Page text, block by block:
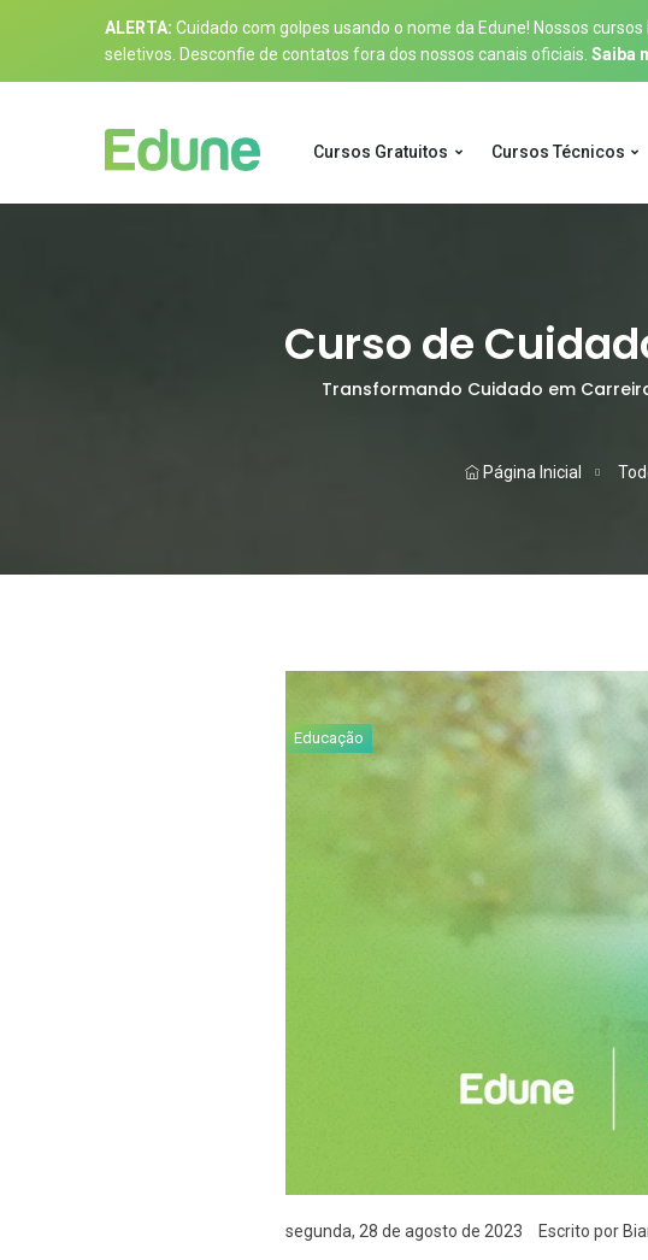
ALERTA: Cuidado com golpes usando o nome da Edune! Nossos
seletivos. Desconfie de contatos fora dos nossos canais oficiais. Saiba
Cursos Gratuitos Cursos Técnicos
Curso de
Transformando Cuidado em
Página Inicial
Educação
segunda, 28 de agosto de 2023 Escrito por